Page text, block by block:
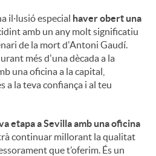
il·lusió especial haver obert una
amb un any molt significatiu
de la mort d'Antoni Gaudí.
més d'una dècada a la
una oficina a la capital,
a la teva confiança i al teu
etapa a Sevilla amb una oficina
continuar millorant la qualitat
que t’oferim. És un